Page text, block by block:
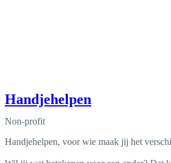
Handjehelpen
Non-profit
Handjehelpen, voor wie maak jij het